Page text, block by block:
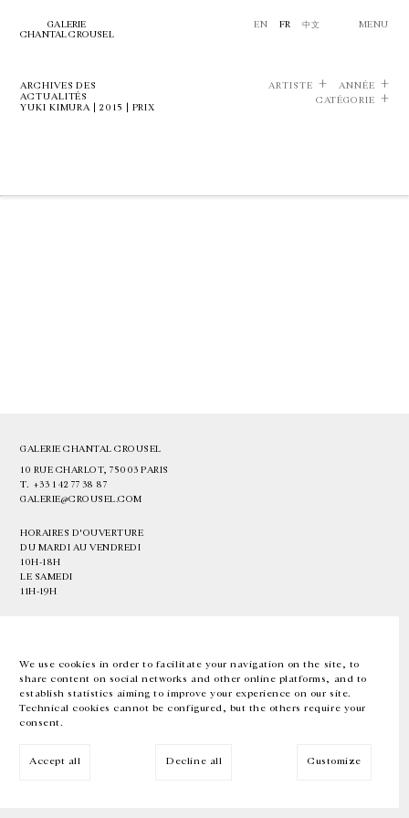
We use cookies in order to facilitate your navigation on the site, to
share content on social networks and other online platforms, and to
establish statistics aiming to improve your experience on our site.
Technical cookies cannot be configured, but the others require your
consent.
Accept all Decline all Customize
GALERIE
CHANTAL CROUSEL
EN FR 中文 MENU
ARCHIVES DES
ACTUALITÉS
YUKI KIMURA | 2015 | PRIX
ARTISTE
ANNÉE
CATÉGORIE
GALERIE CHANTAL CROUSEL
10 RUE CHARLOT, 75003 PARIS
T. +33 1 42 77 38 87
GALERIE@CROUSEL.COM
HORAIRES D'OUVERTURE
DU MARDI AU VENDREDI
10H-18H
LE SAMEDI
11H-19H
EN FR 中文 Facebook Instagram
Inscrivez-vous à notre newsletter